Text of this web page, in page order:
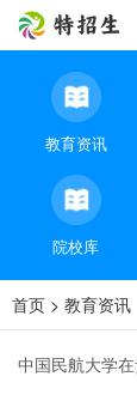
教育资讯
院校库
首页 > 教育资讯
中国民航大学